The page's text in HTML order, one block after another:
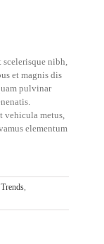
nibh,
et magnis dis
pulvinar
vehicula metus,
elementum
Trends,